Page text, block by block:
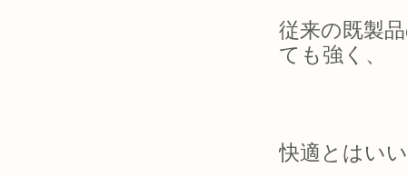
従来の既製
ても強く、
快適とはい